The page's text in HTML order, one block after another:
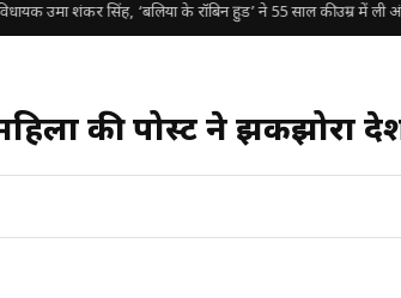
उमा शंकर सिंह, ‘बलिया के रॉबिन हुड’ ने 55 साल की उम्र में ली
की पोस्ट ने झकझोरा